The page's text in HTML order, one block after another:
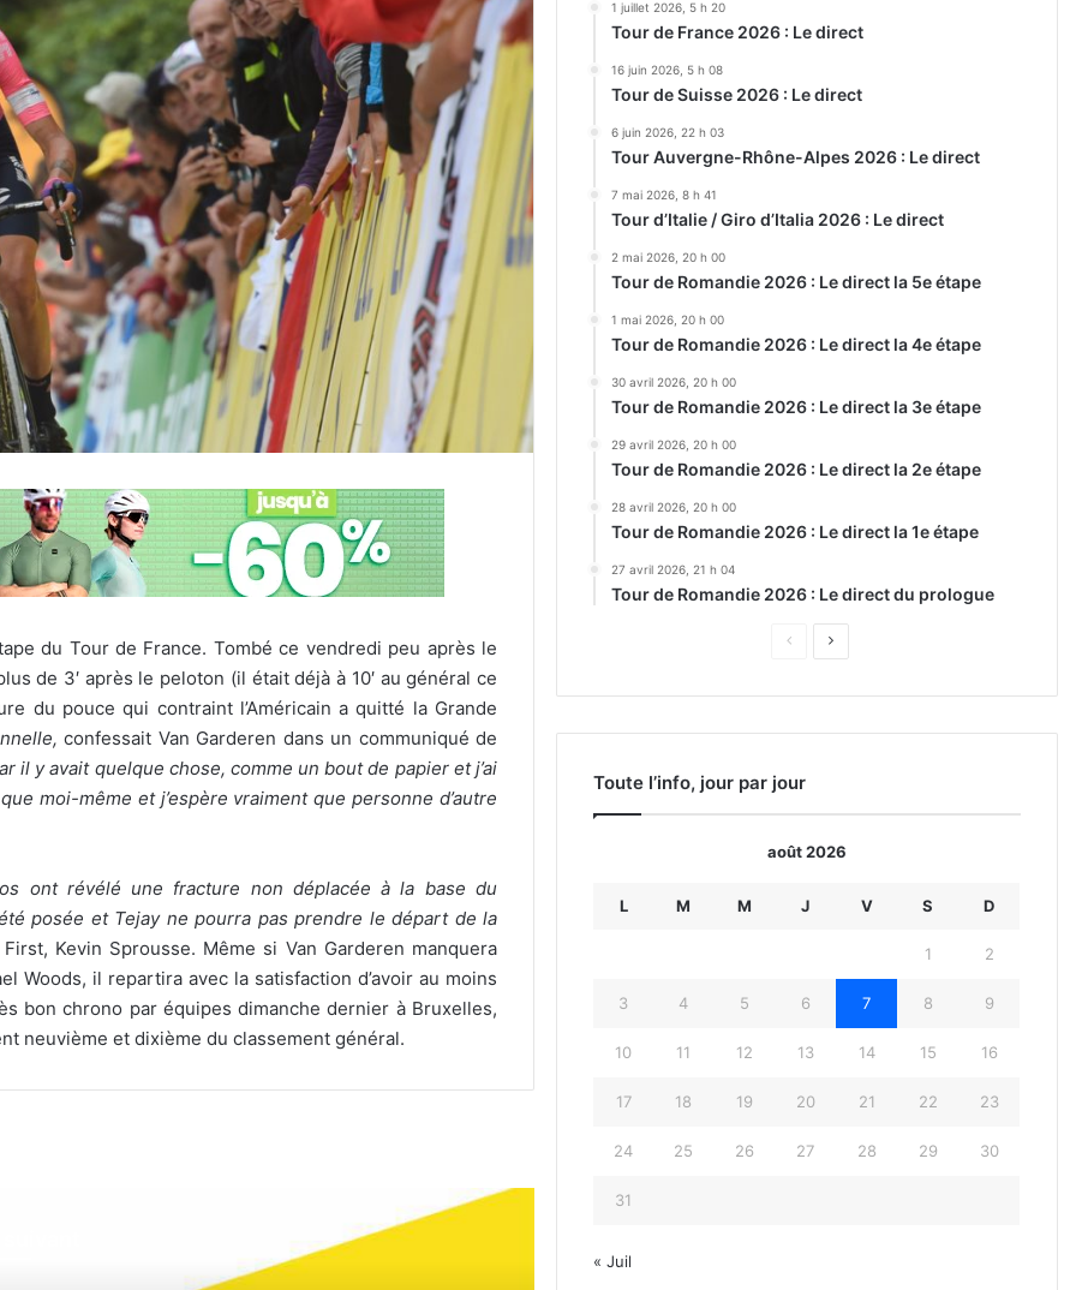
du Tour de France. Tombé ce vendredi peu après le
de 3′ après le peloton (il était déjà à 10′ au général ce
du pouce qui contraint l’Américain a quitté la Grande
confessait Van Garderen dans un communiqué de
il y avait quelque chose, comme un bout de papier et j’ai
moi-même et j’espère vraiment que personne d’autre
ont révélé une fracture non déplacée à la base du
posée et Tejay ne pourra pas prendre le départ de la
Kevin Sprousse. Même si Van Garderen manquera
Woods, il repartira avec la satisfaction d’avoir au moins
bon chrono par équipes dimanche dernier à Bruxelles,
neuvième et dixième du classement général.
1 juillet 2026, 5 h 20
Tour de France 2026 : Le direct
16 juin 2026, 5 h 08
Tour de Suisse 2026 : Le direct
6 juin 2026, 22 h 03
Tour Auvergne-Rhône-Alpes 2026 : Le direct
7 mai 2026, 8 h 41
Tour d’Italie / Giro d’Italia 2026 : Le direct
2 mai 2026, 20 h 00
Tour de Romandie 2026 : Le direct la 5e étape
1 mai 2026, 20 h 00
Tour de Romandie 2026 : Le direct la 4e étape
30 avril 2026, 20 h 00
Tour de Romandie 2026 : Le direct la 3e étape
29 avril 2026, 20 h 00
Tour de Romandie 2026 : Le direct la 2e étape
28 avril 2026, 20 h 00
Tour de Romandie 2026 : Le direct la 1e étape
27 avril 2026, 21 h 04
Tour de Romandie 2026 : Le direct du prologue
Page
Page
Toute l’info, jour par jour
août 2026
L M M J V S D
1 2
3 4 5 6 7 8 9
10 11 12 13 14 15 16
17 18 19 20 21 22 23
24 25 26 27 28 29 30
31
« Juil